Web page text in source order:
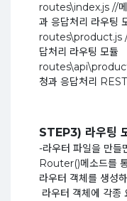
routes\index.js //메
과 응답처리 라우팅
routes\product.js //
답처리 라우팅 모듈
청과 응답처리
STEP3) 라우팅
-라우터 파일을 만
Router()메소드를
라우터 객체를 생성
라우터 객체에 각종